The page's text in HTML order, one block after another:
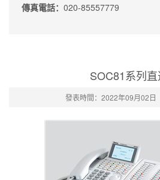
傳真電話： 020-85557779
SOC81系列
發表時間：2022年09月02日